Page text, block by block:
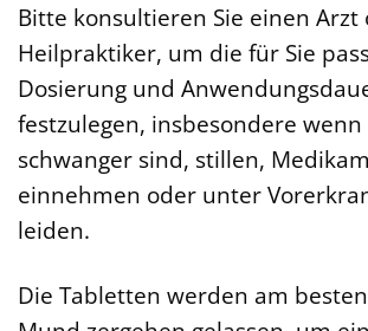
Bitte konsultieren Sie einen Arzt
Heilpraktiker, um die für Sie
Dosierung und
festzulegen, insbesondere wenn
schwanger sind, stillen,
einnehmen oder unter
leiden.
Die Tabletten werden am